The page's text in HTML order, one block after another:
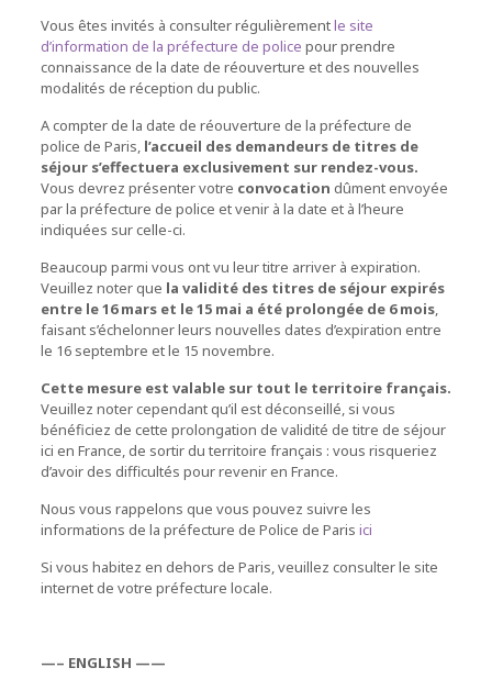
Vous êtes invités à consulter régulièrementle site
d’information de la préfecture de police pour prendre
connaissance de la date de réouverture et des nouvelles
modalités de réception du public.
A compter de la date de réouverture de la préfecture de
police de Paris, l’accueil des demandeurs de titres de
séjour s’effectuera exclusivement sur rendez-vous.
Vous devrez présenter votre convocation dûment envoyée
par la préfecture de police et venir à la date et à l’heure
indiquées sur celle-ci.
Beaucoup parmi vous ont vu leur titre arriver à expiration.
Veuillez noter que la validité des titres de séjour expirés
entre le 16 mars et le 15 mai a été prolongée de 6 mois,
faisant s’échelonner leurs nouvelles dates d’expiration entre
le 16 septembre et le 15 novembre.
Cette mesure est valable sur tout le territoire français.
Veuillez noter cependant qu’il est déconseillé, si vous
bénéficiez de cette prolongation de validité de titre de séjour
ici en France, de sortir du territoire français : vous risqueriez
d’avoir des difficultés pour revenir en France.
Nous vous rappelons que vous pouvez suivre les
informations de la préfecture de Police de Paris ici
Si vous habitez en dehors de Paris, veuillez consulter le site
internet de votre préfecture locale.
—– ENGLISH ——